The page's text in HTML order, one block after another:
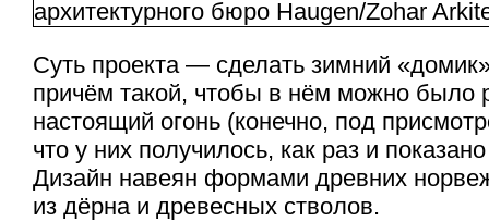
Суть проекта — сделать зимний
причём такой, чтобы в нём можно было
настоящий огонь (конечно, под
что у них получилось, как раз и
Дизайн навеян формами древних
из дёрна и древесных стволов.